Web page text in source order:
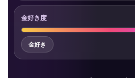
金好き度
金好き